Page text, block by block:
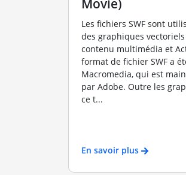
Movie)
Les fichiers SWF sont
des graphiques
contenu multimédia et
format de fichier SWF a
Macromedia, qui est
par Adobe. Outre les
ce t...
En savoir plus